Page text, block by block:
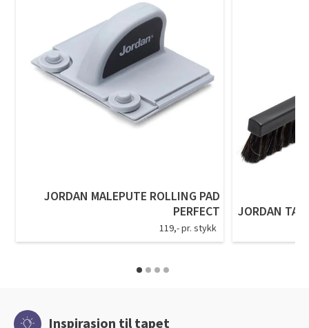
JORDAN MALEPUTE ROLLING PAD
PERFECT
119,- pr. stykk
JORDAN
Inspirasjon til tapet